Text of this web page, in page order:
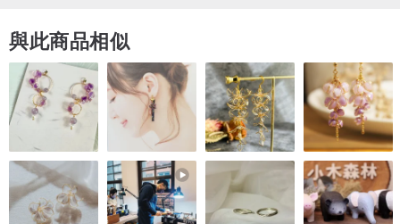
選購本系列其他顏色：
黃色：pinkoi.com/product/caMfLwRs
紅色： pinkoi.com/product/Pc97nua5
藍色：pinkoi.com/product/GwzACAZK
蝦醬色：pinkoi.com/product/kAhrdfSF
與此商品相似